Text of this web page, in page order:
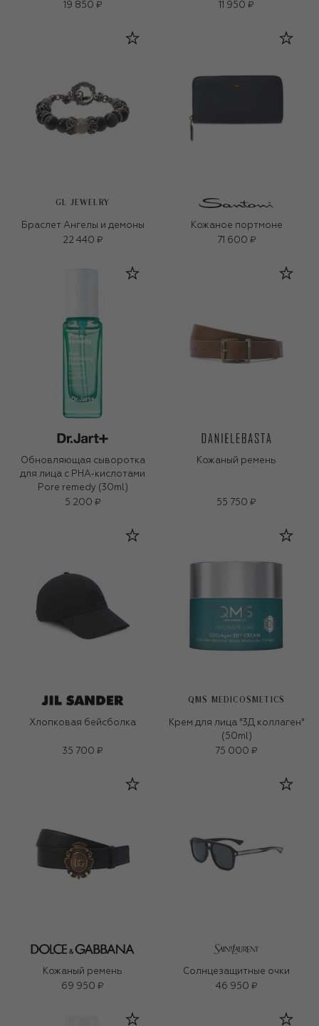
19 850 ₽ 11 950 ₽
GL JEWELRY
Браслет Ангелы и демоны
22 440 ₽
Кожаное портмоне
71 600 ₽
Обновляющая сыворотка
для лица с PHA-кислотами
Pore remedy (30ml)
5 200 ₽
Кожаный ремень
55 750 ₽
Хлопковая бейсболка
35 700 ₽
QMS MEDICOSMETICS
Крем для лица "3Д коллаген"
(50ml)
75 000 ₽
Кожаный ремень
69 950 ₽
Солнцезащитные очки
46 950 ₽